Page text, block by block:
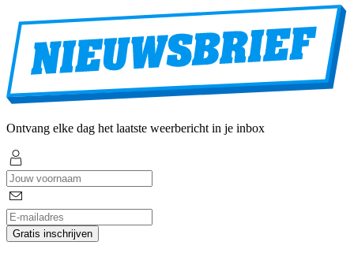
Ontvang elke dag het laatste weerbericht in je inbox
Gratis inschrijven